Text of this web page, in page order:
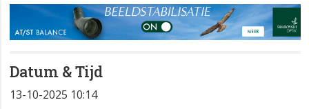
Datum & Tijd
13-10-2025 10:14